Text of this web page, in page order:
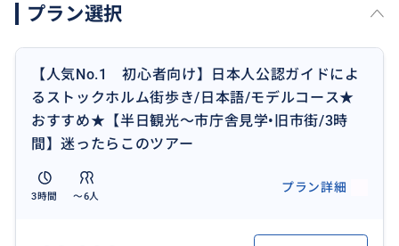
多いです。
も多いです。
≪ツアーに含まれる観光スポット≫
◎市庁舎内 ガイドツアー
◎地下鉄アート(1、２駅)
・旧市街~大広場、映画の撮影にも使用される中世風の
プラン選択
【人気No.1 初心者向け】日本人公認ガイドによ
るストックホルム街歩き/日本語/モデルコース★
おすすめ★【半日観光～市庁舎見学•旧市街/3時
間】迷ったらこのツアー
3時間 〜6人
プラン詳細